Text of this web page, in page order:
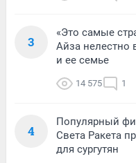
3
«Это самые
Айза нелестно
и ее семье
14 575 1
4
Популярный
Света Ракета
для сургутян